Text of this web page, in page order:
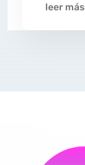
leer más